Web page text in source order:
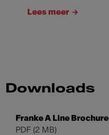
Lees meer
Downloads
Franke A Line Brochure
PDF (2 MB)